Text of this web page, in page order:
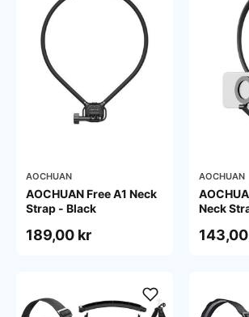
AOCHUAN
AOCHUAN Free A1 Neck
Strap - Black
189,00 kr
AOCHUAN
Neck